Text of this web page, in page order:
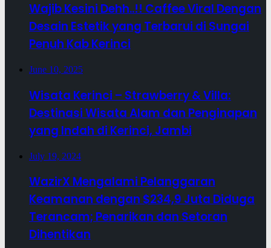
Wajib Kesini Dehh..!! Caffee Viral Dengan
Desain Estetik yang Terbarui di Sungai
Penuh Kab Kerinci
June 10, 2025
Wisata Kerinci – Strawberry & Villa:
Destinasi Wisata Alam dan Penginapan
yang Indah di Kerinci, Jambi
July 19, 2024
WazirX Mengalami Pelanggaran
Keamanan dengan $234,9 Juta Diduga
Terancam; Penarikan dan Setoran
Dihentikan